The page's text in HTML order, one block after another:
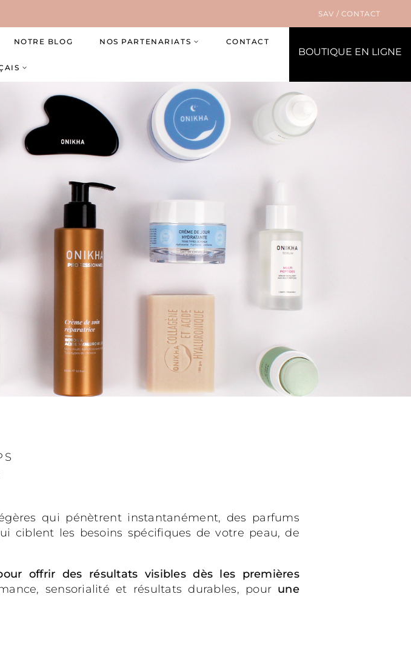
SAV / CONTACT
NOTRE BLOG NOS PARTENARIATS CONTACT
BOUTIQUE EN LIGNE
qui pénètrent instantanément, des parfums
ciblent les besoins spécifiques de votre peau, de
offrir des résultats visibles dès les premières
sensorialité et résultats durables, pour une